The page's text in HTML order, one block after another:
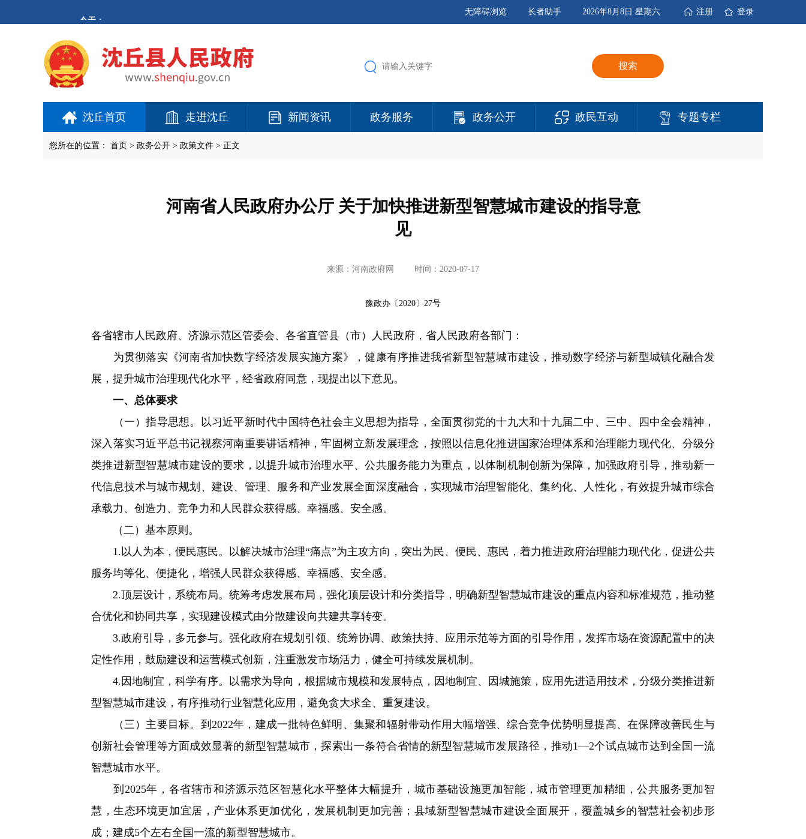
进
登录
注册
2026年8月8日 星期六
长者助手
无障碍浏览
搜索
沈丘首页 走进沈丘 新闻资讯 政务服务 政务公开 政民互动 专题专栏
您所在的位置： 首页 > 政务公开 > 政策文件 > 正文
河南省人民政府办公厅 关于加快推进新型智慧城市建设的指导意
见
来源：河南政府网 时间：2020-07-17
豫政办〔2020〕27号
各省辖市人民政府、济源示范区管委会、各省直管县（市）人民政府，省人民政府各部门：
为贯彻落实《河南省加快数字经济发展实施方案》，健康有序推进我省新型智慧城市建设，推动数字经济与新型城镇化融合发
展，提升城市治理现代化水平，经省政府同意，现提出以下意见。
一、总体要求
（一）指导思想。以习近平新时代中国特色社会主义思想为指导，全面贯彻党的十九大和十九届二中、三中、四中全会精神，
深入落实习近平总书记视察河南重要讲话精神，牢固树立新发展理念，按照以信息化推进国家治理体系和治理能力现代化、分级分
类推进新型智慧城市建设的要求，以提升城市治理水平、公共服务能力为重点，以体制机制创新为保障，加强政府引导，推动新一
代信息技术与城市规划、建设、管理、服务和产业发展全面深度融合，实现城市治理智能化、集约化、人性化，有效提升城市综合
承载力、创造力、竞争力和人民群众获得感、幸福感、安全感。
（二）基本原则。
1.以人为本，便民惠民。以解决城市治理“痛点”为主攻方向，突出为民、便民、惠民，着力推进政府治理能力现代化，促进公共
服务均等化、便捷化，增强人民群众获得感、幸福感、安全感。
2.顶层设计，系统布局。统筹考虑发展布局，强化顶层设计和分类指导，明确新型智慧城市建设的重点内容和标准规范，推动整
合优化和协同共享，实现建设模式由分散建设向共建共享转变。
3.政府引导，多元参与。强化政府在规划引领、统筹协调、政策扶持、应用示范等方面的引导作用，发挥市场在资源配置中的决
定性作用，鼓励建设和运营模式创新，注重激发市场活力，健全可持续发展机制。
4.因地制宜，科学有序。以需求为导向，根据城市规模和发展特点，因地制宜、因城施策，应用先进适用技术，分级分类推进新
型智慧城市建设，有序推动行业智慧化应用，避免贪大求全、重复建设。
（三）主要目标。到2022年，建成一批特色鲜明、集聚和辐射带动作用大幅增强、综合竞争优势明显提高、在保障改善民生与
创新社会管理等方面成效显著的新型智慧城市，探索出一条符合省情的新型智慧城市发展路径，推动1—2个试点城市达到全国一流
智慧城市水平。
到2025年，各省辖市和济源示范区智慧化水平整体大幅提升，城市基础设施更加智能，城市管理更加精细，公共服务更加智
慧，生态环境更加宜居，产业体系更加优化，发展机制更加完善；县域新型智慧城市建设全面展开，覆盖城乡的智慧社会初步形
成；建成5个左右全国一流的新型智慧城市。